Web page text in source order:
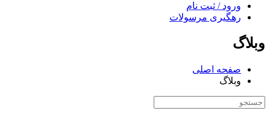
ورود / ثبت نام
رهگيری مرسولات
وبلاگ
صفحه اصلی
وبلاگ